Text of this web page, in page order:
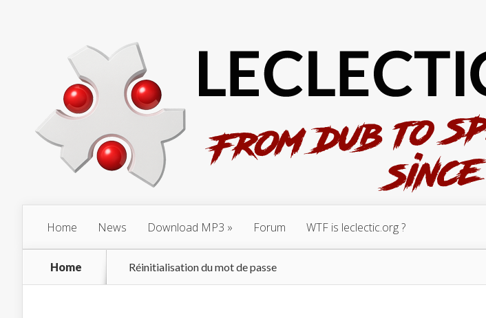
Home News Download MP3 Forum WTF is leclectic.org ?
Home Réinitialisation du mot de passe